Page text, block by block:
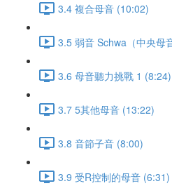
3.4 複合母音 (10:02)
3.5 弱音 Schwa（中央母
3.6 母音聽力挑戰 1 (8:24)
3.7 5其他母音 (13:22)
3.8 音節子音 (8:00)
3.9 受R控制的母音 (6:31)